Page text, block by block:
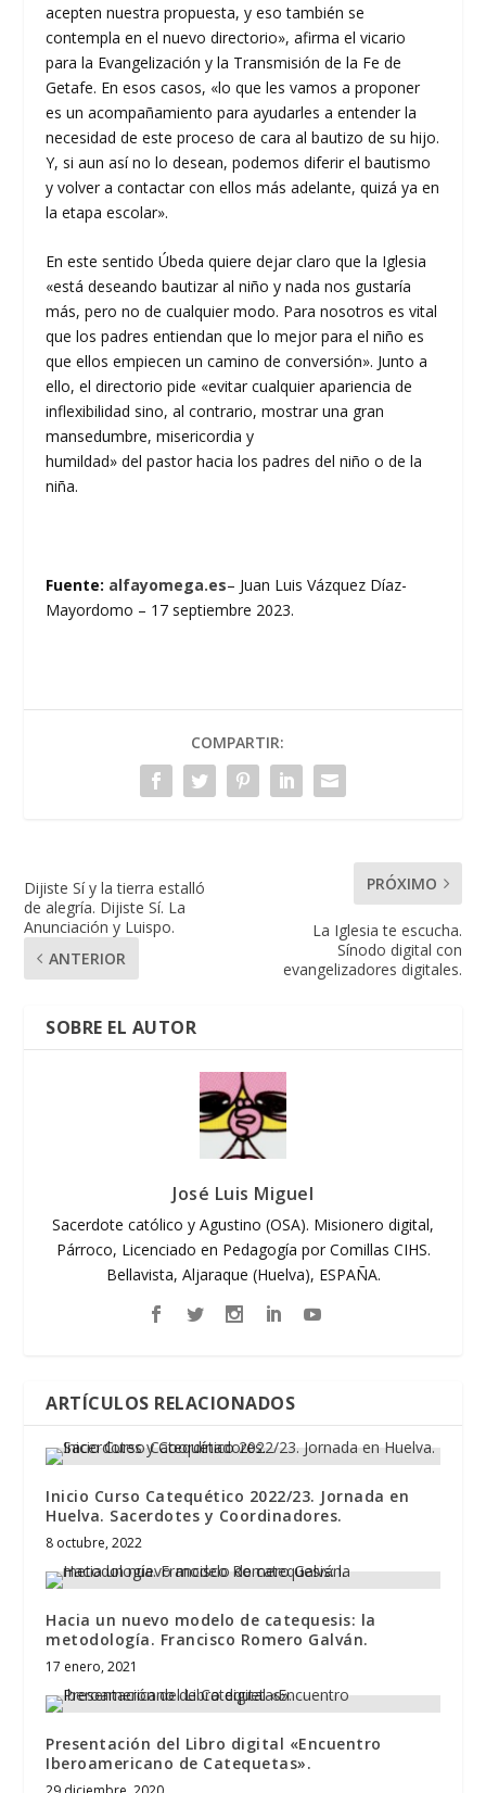
acepten nuestra propuesta, y eso también se
contempla en el nuevo directorio», afirma el vicario
para la Evangelización y la Transmisión de la Fe de
Getafe. En esos casos, «lo que les vamos a proponer
es un acompañamiento para ayudarles a entender la
necesidad de este proceso de cara al bautizo de su hijo.
Y, si aun así no lo desean, podemos diferir el bautismo
y volver a contactar con ellos más adelante, quizá ya en
la etapa escolar».
En este sentido Úbeda quiere dejar claro que la Iglesia
«está deseando bautizar al niño y nada nos gustaría
más, pero no de cualquier modo. Para nosotros es vital
que los padres entiendan que lo mejor para el niño es
que ellos empiecen un camino de conversión». Junto a
ello, el directorio pide «evitar cualquier apariencia de
inflexibilidad sino, al contrario, mostrar una gran
mansedumbre, misericordia y
humildad» del pastor hacia los padres del niño o de la
niña.
Fuente: alfayomega.es– Juan Luis Vázquez Díaz-
Mayordomo – 17 septiembre 2023.
COMPARTIR:
Dijiste Sí y la tierra estalló
de alegría. Dijiste Sí. La
Anunciación y Luispo.
ANTERIOR
PRÓXIMO
La Iglesia te escucha.
Sínodo digital con
evangelizadores digitales.
SOBRE EL AUTOR
José Luis Miguel
Sacerdote católico y Agustino (OSA). Misionero digital,
Párroco, Licenciado en Pedagogía por Comillas CIHS.
Bellavista, Aljaraque (Huelva), ESPAÑA.
ARTÍCULOS RELACIONADOS
Inicio Curso Catequético 2022/23. Jornada en
Huelva. Sacerdotes y Coordinadores.
8 octubre, 2022
Hacia un nuevo modelo de catequesis: la
metodología. Francisco Romero Galván.
17 enero, 2021
Presentación del Libro digital «Encuentro
Iberoamericano de Catequetas».